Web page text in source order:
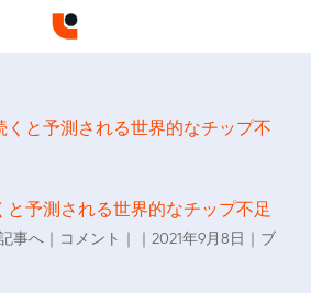
と予測される世界的なチップ不足
事へ｜コメント｜｜ 2021年9月8日｜ ブ